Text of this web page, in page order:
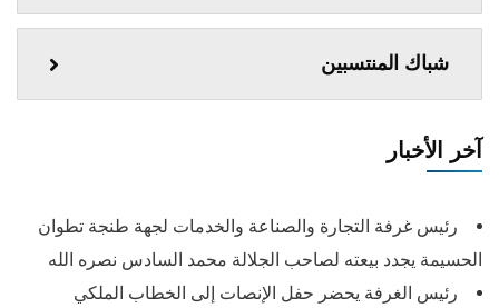
شباك المنتسبين
آخر الأخبار
رئيس غرفة التجارة والصناعة والخدمات لجهة طنجة تطوان
الحسيمة يجدد بيعته لصاحب الجلالة محمد السادس نصره الله
رئيس الغرفة يحضر حفل الإنصات إلى الخطاب الملكي